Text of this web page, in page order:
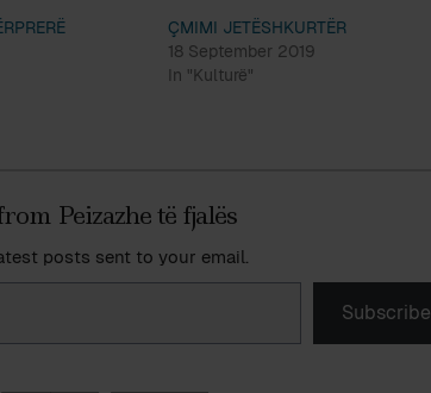
ÇMIMI JETËSHKURTËR
18 September 2019
In "Kulturë"
Peizazhe të fjalës
posts sent to your email.
Subscribe